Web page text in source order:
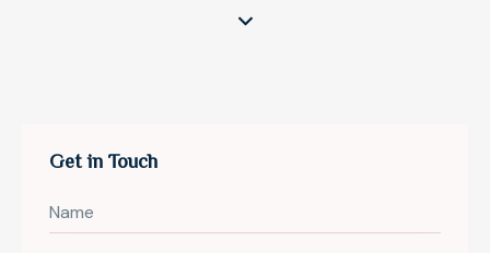
Get in Touch